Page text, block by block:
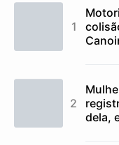
dela,